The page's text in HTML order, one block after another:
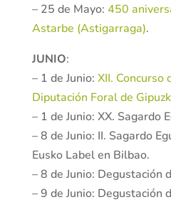
– 25 de Mayo: 450
Astarbe (Astigarraga).
JUNIO:
– 1 de Junio: XII. Concurso
Diputación Foral de
– 1 de Junio: XX. Sagardo
– 8 de Junio: II. Sagardo
Eusko Label en Bilbao.
– 8 de Junio: Degustación
– 9 de Junio: Degustación